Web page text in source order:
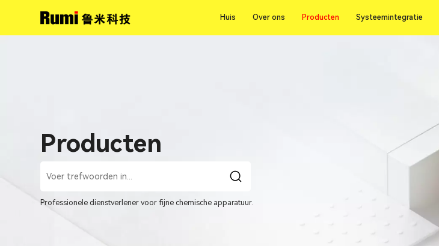
Huis Over ons
Producten
Systeemintegratie
Producten
Professionele dienstverlener voor fijne chemische apparatuur.